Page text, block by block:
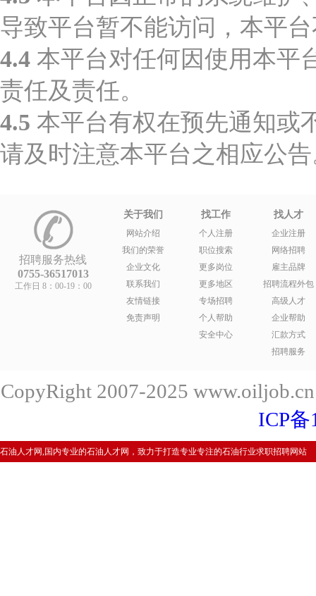
导致平台暂不能访问，本平
4.4 本平台对任何因使用本平
责任及责任。
4.5 本平台有权在预先通知或
请及时注意本平台之相应公
招聘服务热线
0755-36517013
工作日 8：00-19：00
关于我们
网站介绍
我们的荣誉
企业文化
联系我们
友情链接
免责声明
找工作
个人注册
职位搜索
更多岗位
更多地区
专场招聘
个人帮助
安全中心
找人才
企业注册
网络招聘
雇主品牌
招聘流程外包
高级人才
企业帮助
汇款方式
招聘服务
CopyRight 2007-2025
ICP备
石油人才网,国内专业的石油人才网，致力于打造专业专注的石油行业求职招聘网站